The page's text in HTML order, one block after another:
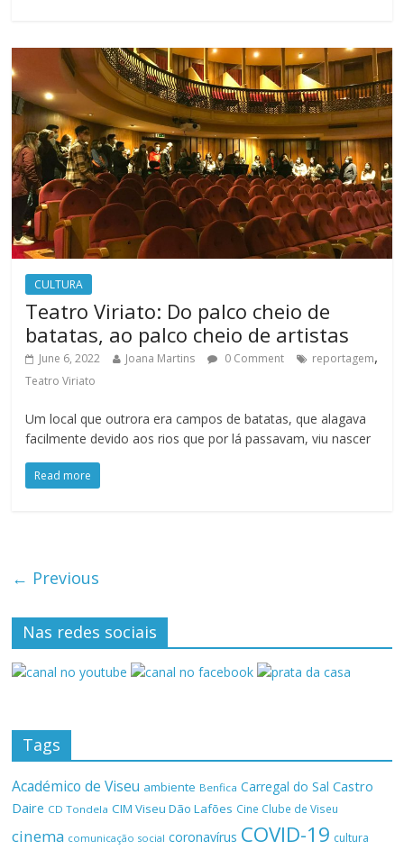
CULTURA
Teatro Viriato: Do palco cheio de
batatas, ao palco cheio de artistas
June 6, 2022 Joana Martins 0 Comment reportagem,
Teatro Viriato
Um local que outrora era campos de batatas, que alagava
facilmente devido aos rios que por lá passavam, viu nascer
Read more
← Previous
Nas redes sociais
Tags
Académico de Viseu ambiente Benfica Carregal do Sal Castro
Daire CD Tondela CIM Viseu Dão Lafões Cine Clube de Viseu
cinema comunicação social coronavírus COVID-19 cultura